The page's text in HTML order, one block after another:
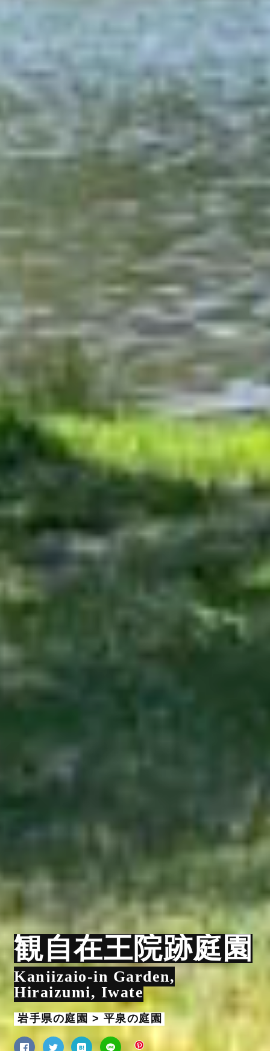
観自在王院跡庭園
Kanjizaio-in Garden,
Hiraizumi, Iwate
岩手県の庭園 > 平泉の庭園